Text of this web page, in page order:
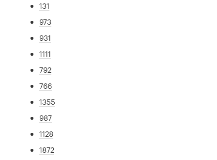
131
973
931
1111
792
766
1355
987
1128
1872